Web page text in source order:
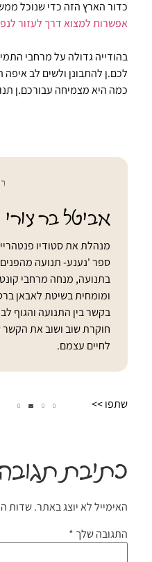
כדור הארץ הזה כדי שנוכל
אפשרות למצוא דרך לעזור
בהודייה גדולה על מרחבי
לכם.ן להתבונן ולשים לב
כמה היא מצמיחה עבורכם.ן
אביטל בר צורי
מנהלת את סטודיו
ספר 'נענע- תנועה
בתנועה, מנחה מרחבי
ומומחית בשיטת לאבאן
בקשר בין התנועה והגוף
חוקרת שוב ושוב את הקשר
לחיים עצמם.
שתפו >>
כתיבת
האימייל לא יוצג באתר.שדות
התגובה שלך *